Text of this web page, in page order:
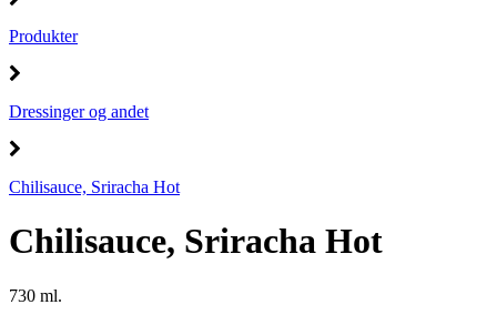
Produkter
Dressinger og andet
Chilisauce, Sriracha Hot
Chilisauce, Sriracha Hot
730 ml.